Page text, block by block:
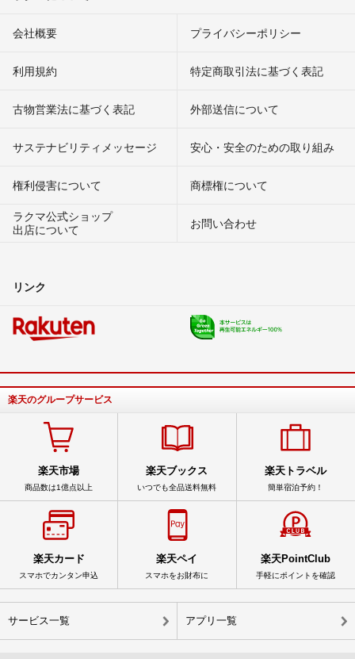
会社概要 プライバシーポリシー
利用規約 特定商取引法に基づく表記
古物営業法に基づく表記 外部送信について
サステナビリティメッセージ 安心・安全のための取り組み
権利侵害について
商標権について
ラクマ公式ショップ
出店について
お問い合わせ
リンク
楽天のグループサービス
楽天市場
商品数は1億点以上
楽天ブックス
いつでも全品送料無料
楽天トラベル
簡単宿泊予約！
楽天カード
スマホでカンタン申込
楽天ペイ
スマホをお財布に
楽天PointClub
手軽にポイントを確認
サービス一覧 アプリ一覧